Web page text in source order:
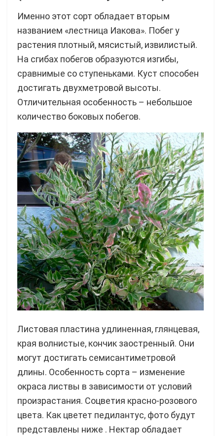
Именно этот сорт обладает вторым
названием «лестница Иакова». Побег у
растения плотный, мясистый, извилистый.
На сгибах побегов образуются изгибы,
сравнимые со ступеньками. Куст способен
достигать двухметровой высоты.
Отличительная особенность – небольшое
количество боковых побегов.
Листовая пластина удлиненная, глянцевая,
края волнистые, кончик заостренный. Они
могут достигать семисантиметровой
длины. Особенность сорта – изменение
окраса листвы в зависимости от условий
произрастания. Соцветия красно-розового
цвета. Как цветет педилантус, фото будут
представлены ниже . Нектар обладает